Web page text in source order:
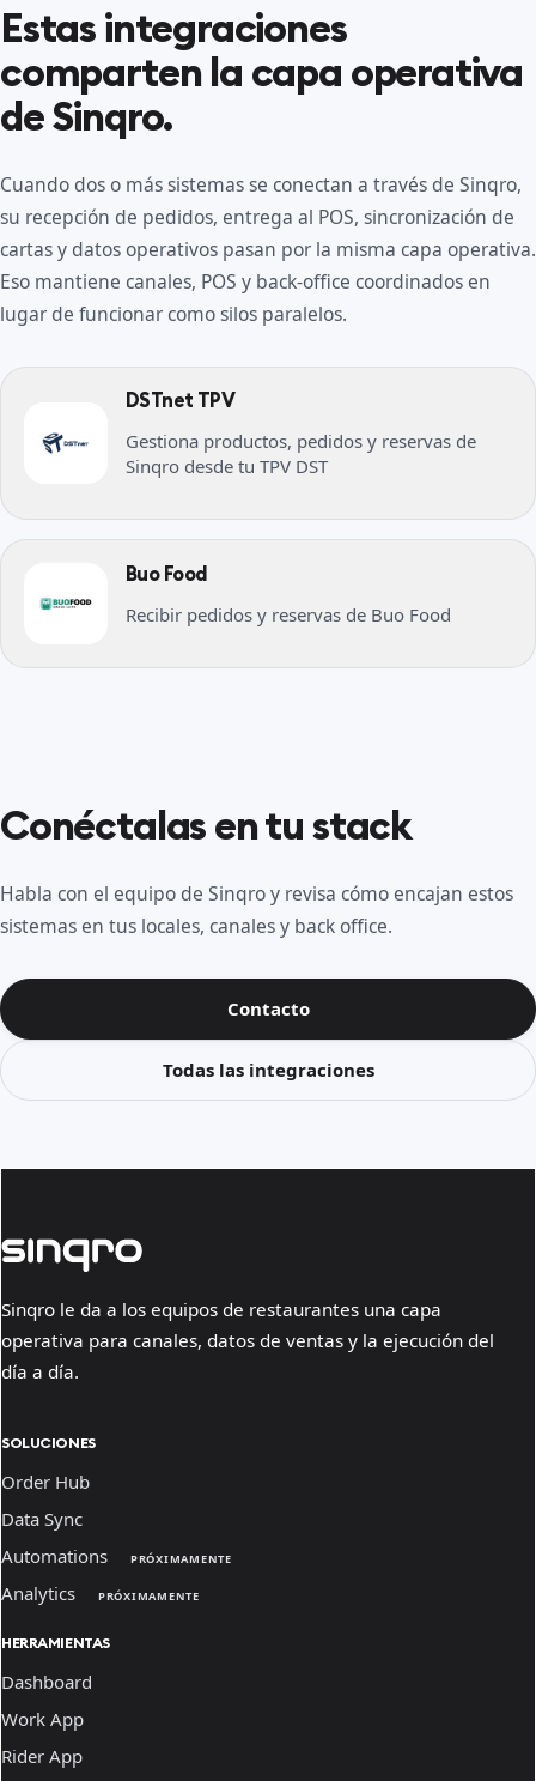
Estas integraciones
comparten la capa operativa
de Sinqro.
Cuando dos o más sistemas se conectan a través de Sinqro,
su recepción de pedidos, entrega al POS, sincronización de
cartas y datos operativos pasan por la misma capa operativa.
Eso mantiene canales, POS y back-office coordinados en
lugar de funcionar como silos paralelos.
DSTnet TPV
Gestiona productos, pedidos y reservas de
Sinqro desde tu TPV DST
Buo Food
Recibir pedidos y reservas de Buo Food
Conéctalas en tu stack
Habla con el equipo de Sinqro y revisa cómo encajan estos
sistemas en tus locales, canales y back office.
Contacto
Todas las integraciones
Sinqro le da a los equipos de restaurantes una capa
operativa para canales, datos de ventas y la ejecución del
día a día.
SOLUCIONES
Order Hub
Data Sync
Automations
PRÓXIMAMENTE
Analytics PRÓXIMAMENTE
HERRAMIENTAS
Dashboard
Work App
Rider App